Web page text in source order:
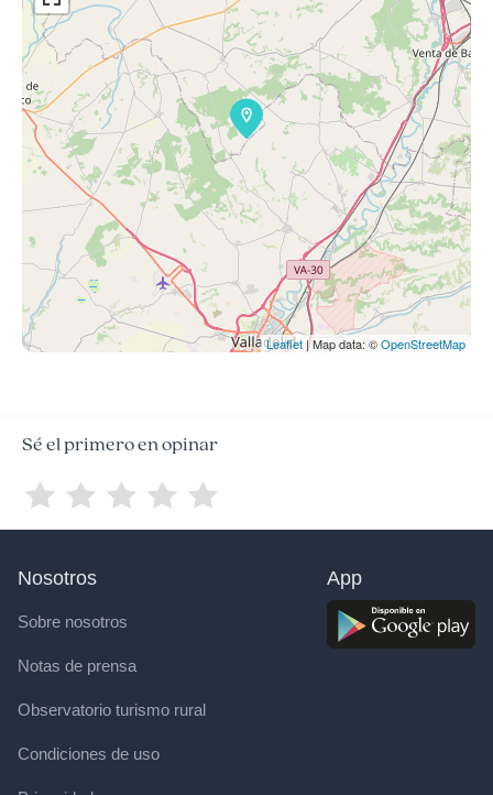
Leaflet | Map data: ©OpenStreetMap
Sé el primero en opinar
Nosotros
Sobre nosotros
Notas de prensa
Observatorio turismo rural
Condiciones de uso
App